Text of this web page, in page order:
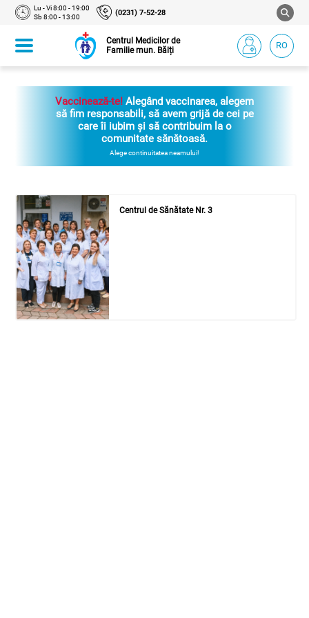
Lu - Vi 8:00 - 19:00
Sb 8:00 - 13:00
(0231) 7-52-28
Centrul Medicilor de
Familie mun. Bălți
RO
Vaccinează-te! Alegând vaccinarea, alegem
să fim responsabili, să avem grijă de cei pe
care îi iubim și să contribuim la o
comunitate sănătoasă.
Alege continuitatea neamului!
Centrul de Sănătate Nr. 3